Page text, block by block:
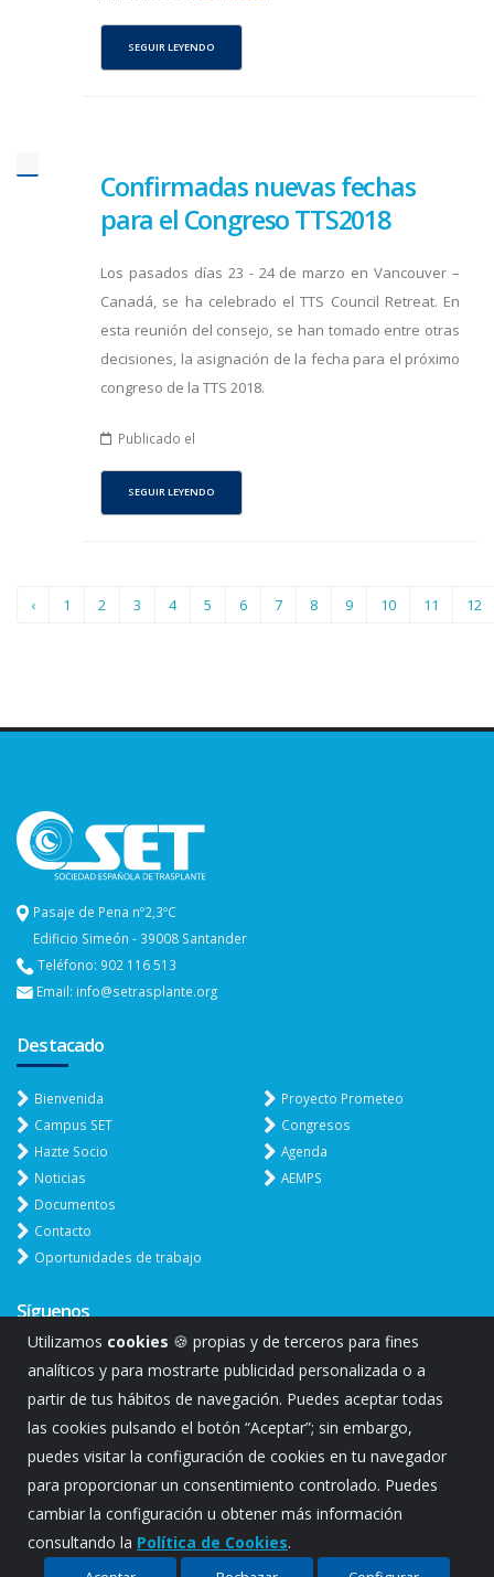
SEGUIR LEYENDO
Confirmadas nuevas fechas
para el Congreso TTS2018
Los pasados días 23 - 24 de marzo en Vancouver –
Canadá, se ha celebrado el TTS Council Retreat. En
esta reunión del consejo, se han tomado entre otras
decisiones, la asignación de la fecha para el próximo
congreso de la TTS 2018.
Publicado el
SEGUIR LEYENDO
‹ 1 2 3 4 5 6 7 8 9 10 11 12
Pasaje de Pena nº2,3ºC
Edificio Simeón - 39008 Santander
Teléfono: 902 116 513
Email: info@setrasplante.org
Destacado
Bienvenida
Campus SET
Hazte Socio
Noticias
Proyecto Prometeo
Congresos
Agenda
AEMPS
Documentos
Contacto
Oportunidades de trabajo
Síguenos
2021 © Propiedad de Sociedad Española de Trasplante-SET.
Configurar cookies
Utilizamos cookies 🍪 propias y de terceros para fines
analíticos y para mostrarte publicidad personalizada o a
partir de tus hábitos de navegación. Puedes aceptar todas
las cookies pulsando el botón “Aceptar”; sin embargo,
puedes visitar la configuración de cookies en tu navegador
para proporcionar un consentimiento controlado. Puedes
cambiar la configuración u obtener más información
consultando la Política de Cookies.